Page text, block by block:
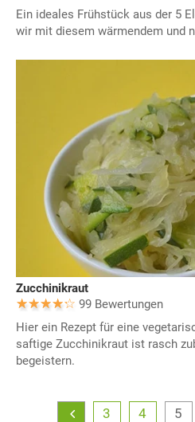
Ein ideales Frühstück aus der 5
wir mit diesem wärmendem und
Zucchinikraut
99 Bewertungen
Hier ein Rezept für eine
saftige Zucchinikraut ist rasch
begeistern.
3 4 5